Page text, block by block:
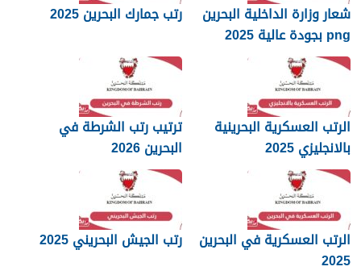
شعار وزارة الداخلية البحرين
png بجودة عالية 2025
رتب جمارك البحرين 2025
الرتب العسكرية البحرينية
بالانجليزي 2025
ترتيب رتب الشرطة في
البحرين 2026
الرتب العسكرية في البحرين
2025
رتب الجيش البحريني 2025